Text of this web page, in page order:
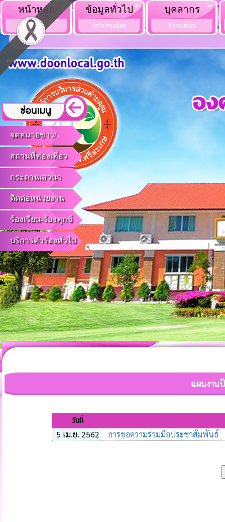
จดหมายข่าว/
สถานที่ท่องเที่ยว
กระดานเสวนา
ติดต่อหน่วยงาน
ร้องเรียน-ร้องทุกข์
บริการคำร้องทั่วไป
หน้าหลัก
Home
ข้อมูลทั่วไป
Information
บุคลากร
Personnel
แผนงาน
วันที่
5 เม.ย. 2562 การขอความร่วมมือประชาสัมพันธ์